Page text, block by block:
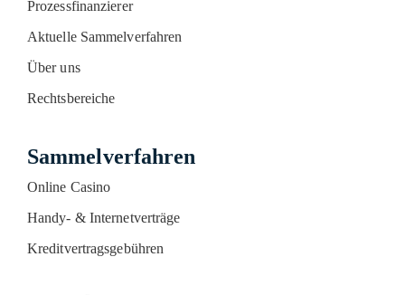
Prozessfinanzierer
Aktuelle Sammelverfahren
Über uns
Rechtsbereiche
Sammelverfahren
Online Casino
Handy- & Internetverträge
Kreditvertragsgebühren